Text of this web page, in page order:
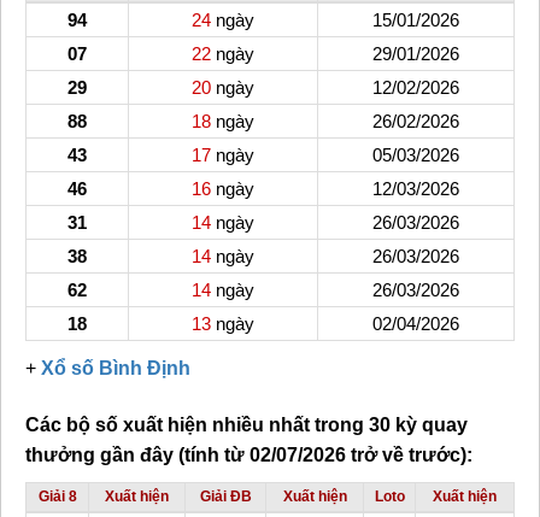
94 24 ngày
15/01/2026
07
22 ngày
29/01/2026
29
20 ngày
12/02/2026
88
18 ngày
26/02/2026
43
17 ngày
05/03/2026
46
16 ngày
12/03/2026
31
14 ngày
26/03/2026
38
14 ngày
26/03/2026
62
14 ngày
26/03/2026
18
13 ngày 02/04/2026
+ Xổ số Bình Định
Các bộ số xuất hiện nhiều nhất trong 30 kỳ quay
thưởng gần đây (tính từ 02/07/2026 trở về trước):
Giải 8 Xuất hiện Giải ĐB Xuất hiện Loto Xuất hiện